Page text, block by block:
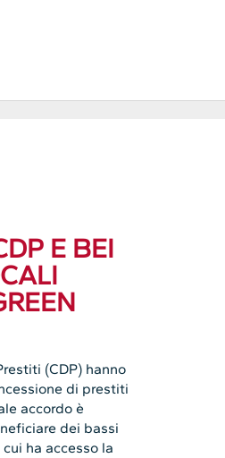
E BEI
(CDP) hanno
di prestiti
accordo è
dei bassi
ha accesso la